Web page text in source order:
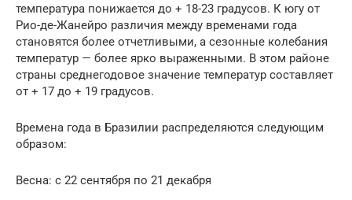
температура понижается до + 18-23 градусов. К югу от
Рио-де-Жанейро различия между временами года
становятся более отчетливыми, а сезонные колебания
температур — более ярко выраженными. В этом районе
страны среднегодовое значение температур составляет
от + 17 до + 19 градусов.
Времена года в Бразилии распределяются следующим
образом:
Весна: с 22 сентября по 21 декабря